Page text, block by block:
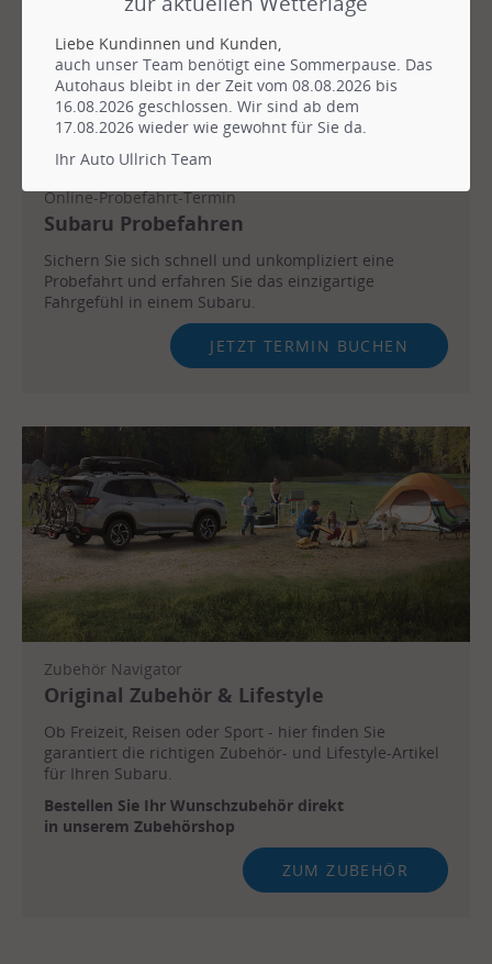
Online-Probefahrt-Termin
Subaru Probefahren
Sichern Sie sich schnell und unkompliziert eine
Probefahrt und erfahren Sie das einzigartige
Fahrgefühl in einem Subaru.
JETZT TERMIN BUCHEN
Zubehör Navigator
Original Zubehör & Lifestyle
Ob Freizeit, Reisen oder Sport - hier finden Sie
garantiert die richtigen Zubehör- und Lifestyle-Artikel
für Ihren Subaru.
Bestellen Sie Ihr Wunschzubehör direkt
in unserem Zubehörshop
ZUM ZUBEHÖR
Liebe Kundinnen und Kunden,
auch unser Team benötigt eine Sommerpause. Das
Autohaus bleibt in der Zeit vom 08.08.2026 bis
16.08.2026 geschlossen. Wir sind ab dem
17.08.2026 wieder wie gewohnt für Sie da.
Ihr Auto Ullrich Team